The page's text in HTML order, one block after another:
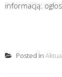
informacją:
Posted in